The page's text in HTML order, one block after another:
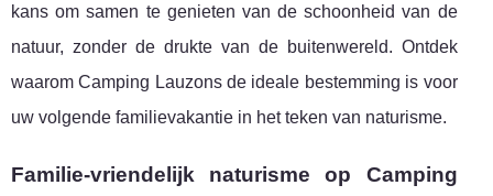
kans om samen te genieten van de schoonheid van de
natuur, zonder de drukte van de buitenwereld. Ontdek
waarom Camping Lauzons de ideale bestemming is voor
uw volgende familievakantie in het teken van naturisme.
Familie-vriendelijk naturisme op Camping